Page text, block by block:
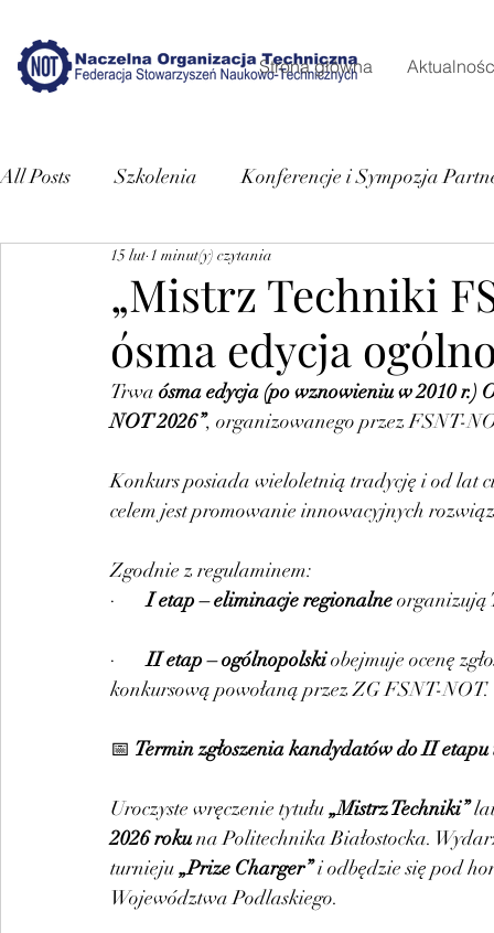
Strona główna
All Posts Szkolenia Konferencje i Sympozja
„Mistrz Techniki
ósma edycja
15 lut 1 minut(y) czytania
Trwa ósma edycja (po wznowieniu w 2010 r.)
NOT 2026”, organizowanego przez FSNT-
Konkurs posiada wieloletnią tradycję i od lat
celem jest promowanie innowacyjnych
Zgodnie z regulaminem:
· I etap – eliminacje regionalne organizują
· II etap – ogólnopolski obejmuje ocenę
konkursową powołaną przez ZG FSNT-NOT.
📅 Termin zgłoszenia kandydatów do II etapu
Uroczyste wręczenie tytułu „Mistrz Techniki”
2026 roku na Politechnika Białostocka.
turnieju „Prize Charger” i odbędzie się pod
Województwa Podlaskiego.